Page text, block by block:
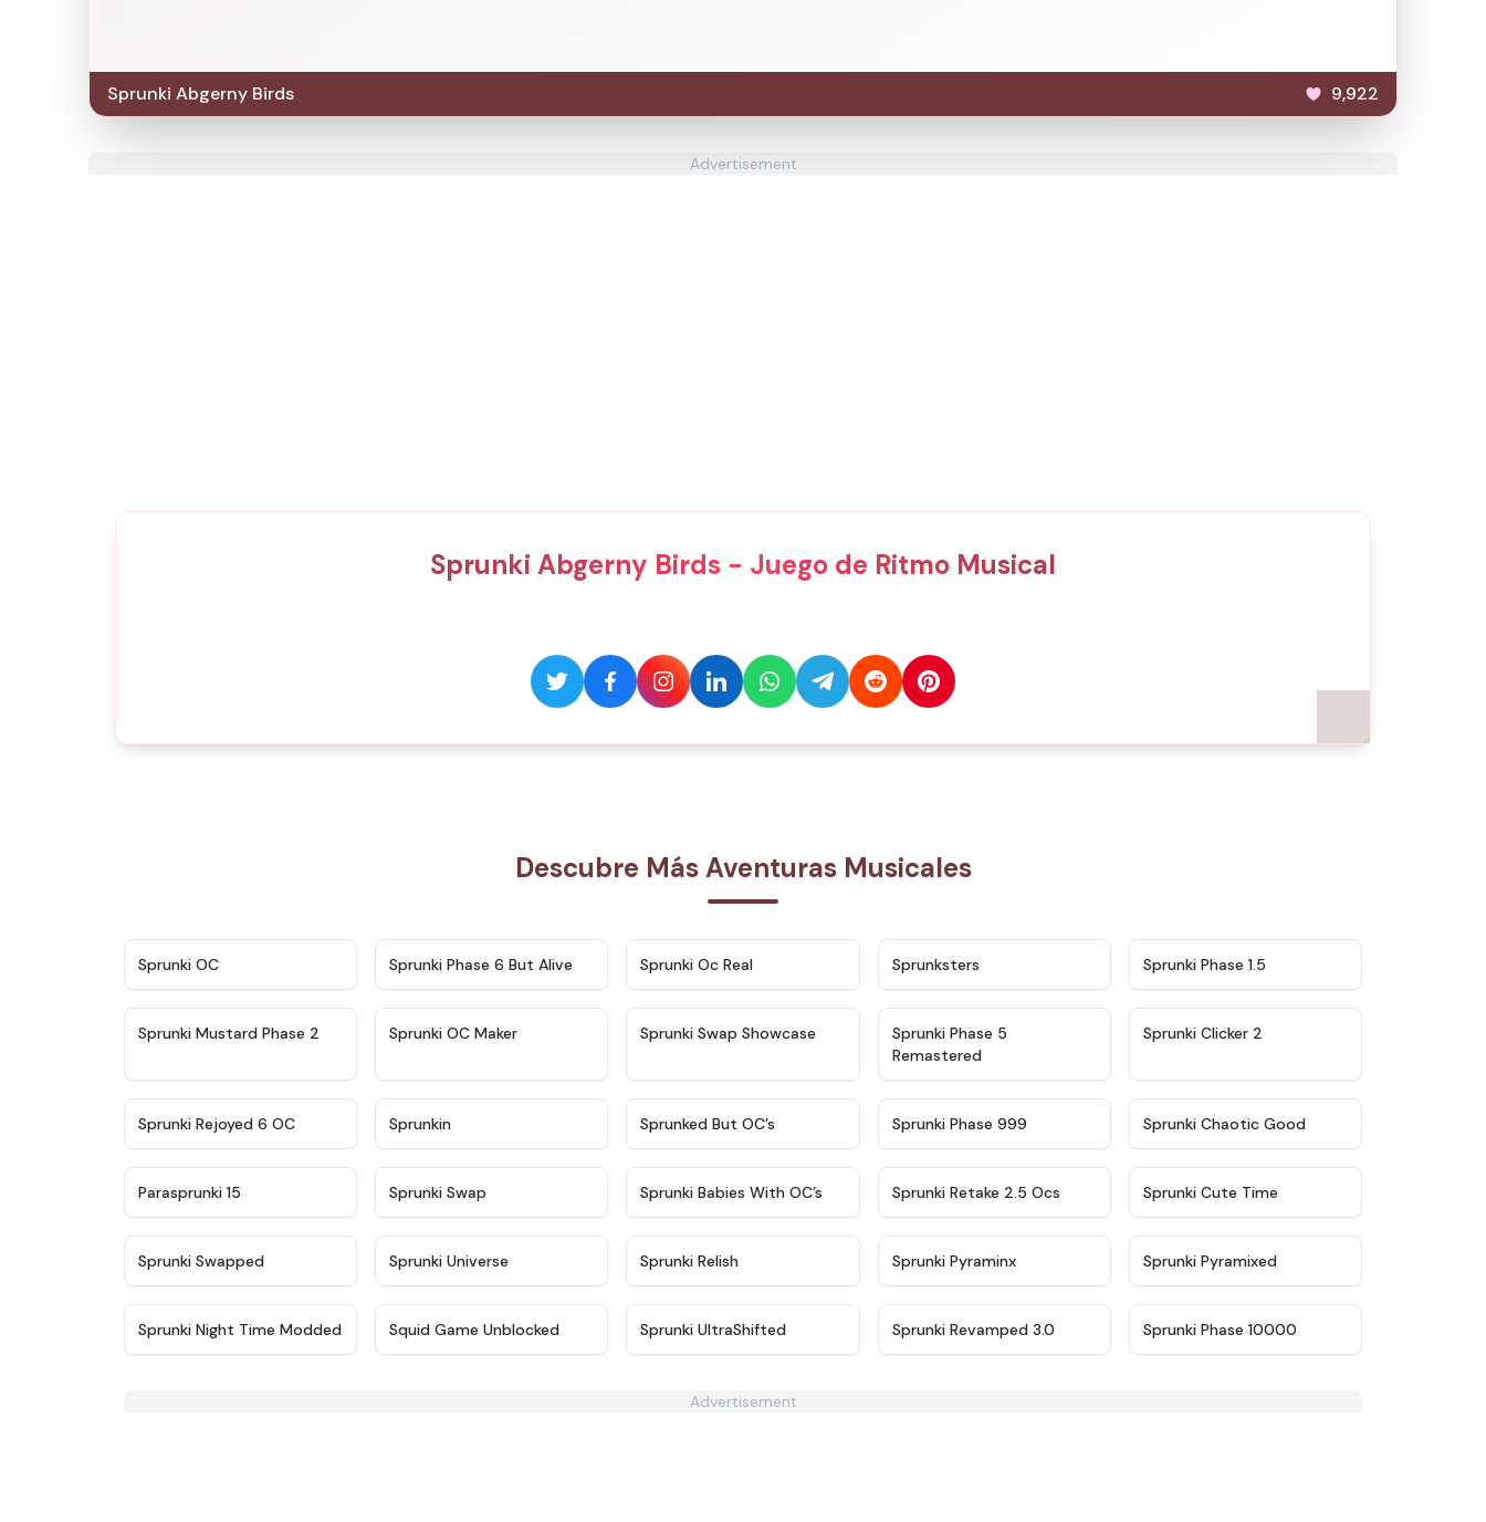
Sprunki Abgerny Birds 9,922
Advertisement
Sprunki Abgerny Birds - Juego de Ritmo Musical
Descubre Más Aventuras Musicales
Sprunki OC ★ 4.9
Sprunki Phase 6 But Alive Sprunki Oc Real Sprunksters Sprunki Phase 1.5
★ 4.4
Sprunki Mustard Phase 2 Sprunki OC Maker ★ 4.6
Sprunki Swap Showcase
Sprunki Phase 5
Remastered
Sprunki Clicker 2
★
Sprunki Rejoyed 6 OC Sprunkin Sprunked But OC’s Sprunki Phase 999 ★
Sprunki Chaotic Good
Parasprunki 15 Sprunki Swap ★ 4.8
Sprunki Babies With OC’s ★
Sprunki Retake 2.5 Ocs Sprunki Cute Time
Sprunki Swapped Sprunki Universe Sprunki Relish Sprunki Pyraminx Sprunki Pyramixed
★ 4.5
Sprunki Night Time Modded ★
Squid Game Unblocked Sprunki UltraShifted ★
Sprunki Revamped 3.0 Sprunki Phase 10000
Advertisement